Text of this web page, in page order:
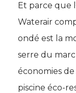
Et parce que
Waterair
ondé est la
serre du
économies
piscine éco-